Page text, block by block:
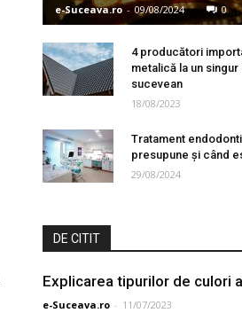
e-Suceava.ro - 09/08/2024 0
4 producători
metalică la un
sucevean
18/08/2023
Tratament
presupune și când
29/08/2024
DE CITIT
Explicarea tipurilor de culori
e-Suceava.ro - 11/07/2023